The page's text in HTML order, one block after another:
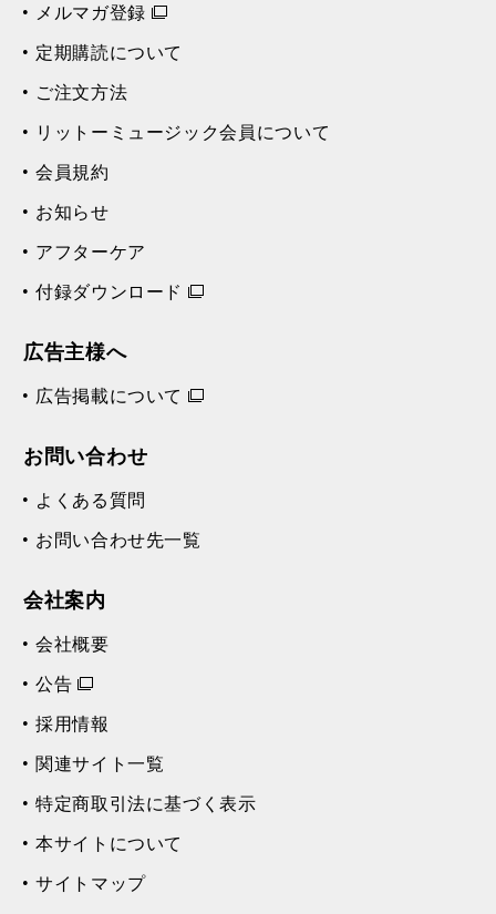
メルマガ登録
定期購読について
ご注文方法
リットーミュージック会員について
会員規約
お知らせ
アフターケア
付録ダウンロード
広告主様へ
広告掲載について
お問い合わせ
よくある質問
お問い合わせ先一覧
会社案内
会社概要
公告
採用情報
関連サイト一覧
特定商取引法に基づく表示
本サイトについて
サイトマップ